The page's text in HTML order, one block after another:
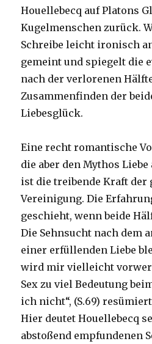
Houellebecq auf Platons
Kugelmenschen zurück.
Schreibe leicht ironisch
gemeint und spiegelt die
nach der verlorenen
Zusammenfinden der
Liebesglück.
Eine recht romantische
die aber den Mythos
ist die treibende Kraft
Vereinigung. Die
geschieht, wenn beide
Die Sehnsucht nach dem
einer erfüllenden Liebe
wird mir vielleicht
Sex zu viel Bedeutung
ich nicht“, (S.69)
Hier deutet Houellebecq
abstoßend empfundenen